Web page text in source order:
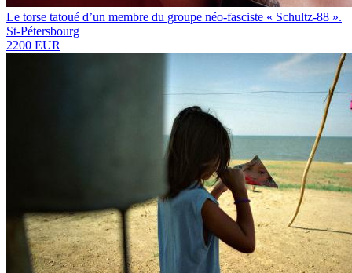
Le torse tatoué d’un membre du groupe néo-fasciste « Schultz-88 ».
St-Pétersbourg
2200 EUR